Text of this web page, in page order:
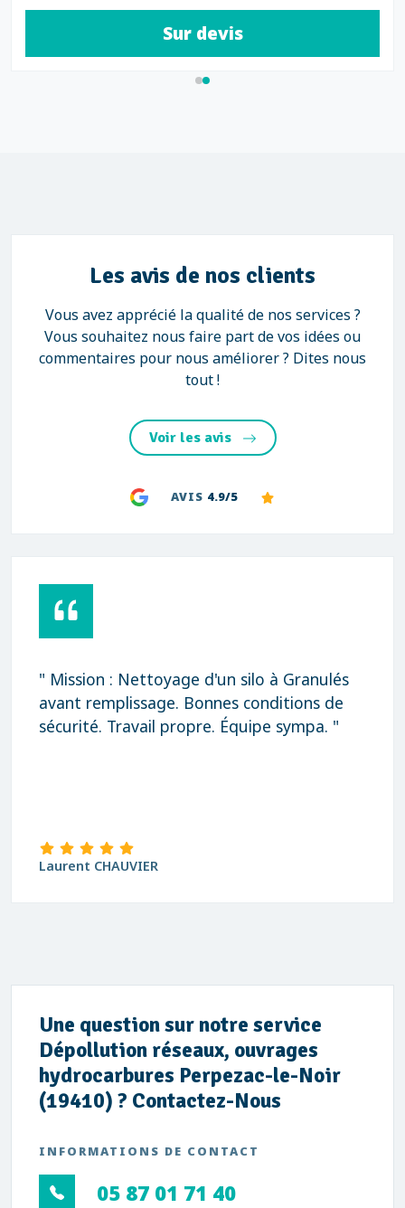
Sur devis
Les avis de nos clients
Vous avez apprécié la qualité de nos services ?
Vous souhaitez nous faire part de vos idées ou
commentaires pour nous améliorer ? Dites nous
tout !
Voir les avis
AVIS 4.9/5
" Mission : Nettoyage d'un silo à Granulés
avant remplissage. Bonnes conditions de
sécurité. Travail propre. Équipe sympa. "
Laurent CHAUVIER
Une question sur notre service
Dépollution réseaux, ouvrages
hydrocarbures Perpezac-le-Noir
(19410) ? Contactez-Nous
INFORMATIONS DE CONTACT
05 87 01 71 40